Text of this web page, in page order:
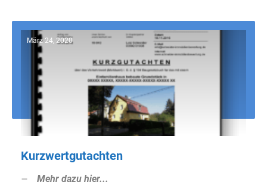
März 24, 2020
Kurzwertgutachten
Mehr dazu hier...